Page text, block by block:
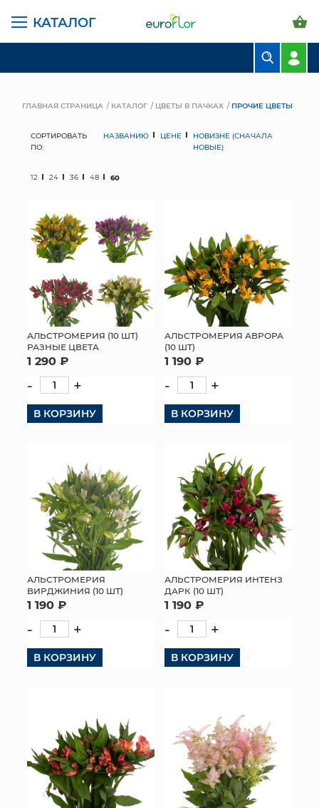
КАТАЛОГ
ГОРШКИ И КАШПО
ГРУНТЫ И УДОБРЕНИЯ
ПРЕДМЕТЫ ИНТЕРЬЕРА
ВАЗЫ
МЯГКИЕ ИГРУШКИ
КОРЗИНЫ
ЯЩИКИ
ИСКУССТВЕННЫЕ ЦВЕТЫ
ПАКЕТЫ И СУМКИ
ПОДАРОЧНЫЕ КАРТЫ
ТОРГОВЫЙ ЦЕНТР
ОПТОВЫМ КЛИЕНТАМ
ДОСТАВКА И ОПЛАТА
КОНТАКТЫ
ГЛАВНАЯ СТРАНИЦА КАТАЛОГ ЦВЕТЫ В ПАЧКАХ ПРОЧИЕ ЦВЕТЫ
СОРТИРОВАТЬ
ПО:
НАЗВАНИЮ ЦЕНЕ
НОВИЗНЕ (СНАЧАЛА
НОВЫЕ)
12 24 36 48 60
АЛЬСТРОМЕРИЯ (10 ШТ)
РАЗНЫЕ ЦВЕТА
1 290 ₽
- +
В КОРЗИНУ
АЛЬСТРОМЕРИЯ АВРОРА
(10 ШТ)
1 190 ₽
- +
В КОРЗИНУ
АЛЬСТРОМЕРИЯ
ВИРДЖИНИЯ (10 ШТ)
1 190 ₽
- +
В КОРЗИНУ
АЛЬСТРОМЕРИЯ ИНТЕНЗ
ДАРК (10 ШТ)
1 190 ₽
- +
В КОРЗИНУ